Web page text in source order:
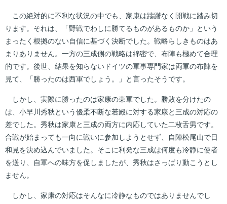
この絶対的に不利な状況の中でも、家康は躊躇なく開戦に踏み切
ります。それは、「野戦でわしに勝てるものがあるものか」という
まったく根拠のない自信に基づく決断でした。戦略らしきものはあ
まりありません。一方の三成側の戦略は綿密で、布陣も極めて合理
的です。後世、結果を知らないドイツの軍事専門家は両軍の布陣を
見て、「勝ったのは西軍でしょう。」と言ったそうです。
しかし、実際に勝ったのは家康の東軍でした。勝敗を分けたの
は、小早川秀秋という優柔不断な若殿に対する家康と三成の対応の
差でした。秀秋は家康と三成の両方に内応していた二枚舌男です。
合戦が始まっても一向に戦いに参加しようとせず、自陣松尾山で日
和見を決め込んでいました。そこに利発な三成は何度も冷静に使者
を送り、自軍への味方を促しましたが、秀秋はさっぱり動こうとし
ません。
しかし、家康の対応はそんなに冷静なものではありませんでし